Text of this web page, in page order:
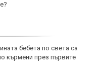
бебета по света са
кърмени през първите